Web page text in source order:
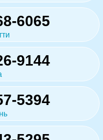
6065
9144
5394